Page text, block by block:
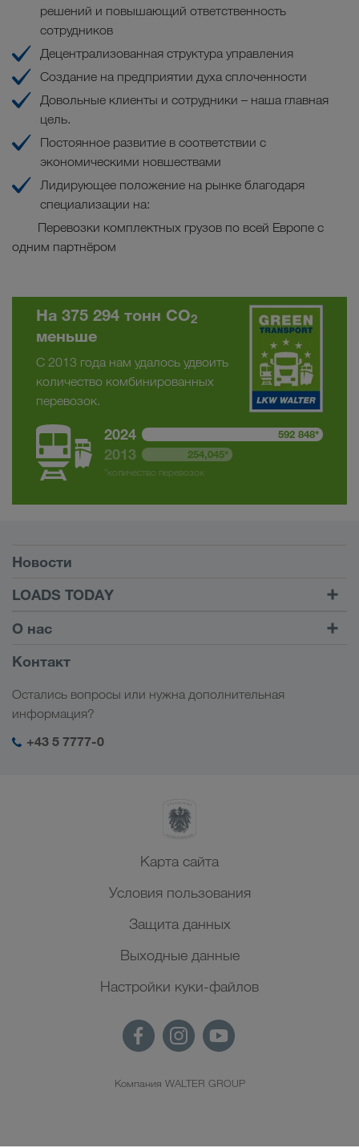
решений и повышающий ответственность
сотрудников
Децентрализованная структура управления
Создание на предприятии духа сплоченности
Довольные клиенты и сотрудники – наша главная
цель.
Постоянное развитие в соответствии с
экономическими новшествами
Лидирующее положение на рынке благодаря
специализации на:
Перевозки комплектных грузов по всей Европе c
одним партнёром
На 375 294 тонн CO2
меньше
С 2013 года нам удалось удвоить
количество комбинированных
перевозок.
2024 592 848*
2013
254,045*
*количество перевозок
Новости
LOADS TODAY
Найти груз на
LOADS TODAY
Узнать больше
Войти в учетную запись
О нас
Менеджмент SHEQ
Контакт
Остались вопросы или нужна дополнительная
информация?
+43 5 7777-0
Карта сайта
Условия пользования
Защита данных
Выходные данные
Настройки куки-файлов
Компания WALTER GROUP